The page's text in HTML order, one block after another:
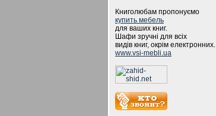
Книголюбам пропонуємо
купить мебель
для ваших книг.
Шафи зручні для всіх
видів книг, окрім електронних.
www.vsi-mebli.ua